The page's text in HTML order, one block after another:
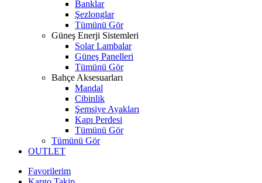
Banklar
Şezlonglar
Tümünü Gör
Güneş Enerji Sistemleri
Solar Lambalar
Güneş Panelleri
Tümünü Gör
Bahçe Aksesuarları
Mandal
Cibinlik
Şemsiye Ayakları
Kapı Perdesi
Tümünü Gör
Tümünü Gör
OUTLET
Favorilerim